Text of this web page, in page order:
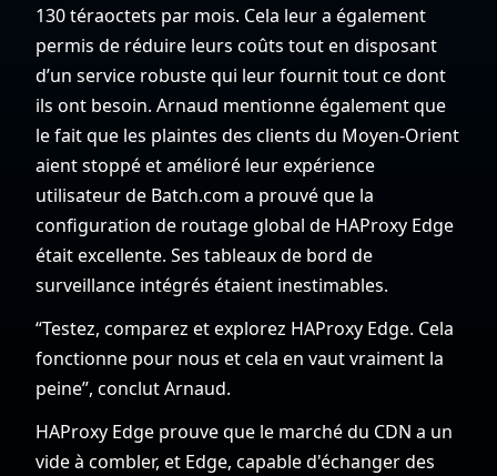
130 téraoctets par mois. Cela leur a également
permis de réduire leurs coûts tout en disposant
d’un service robuste qui leur fournit tout ce dont
ils ont besoin. Arnaud mentionne également que
le fait que les plaintes des clients du Moyen-Orient
aient stoppé et amélioré leur expérience
utilisateur de Batch.com a prouvé que la
configuration de routage global de HAProxy Edge
était excellente. Ses tableaux de bord de
surveillance intégrés étaient inestimables.
“Testez, comparez et explorez HAProxy Edge. Cela
fonctionne pour nous et cela en vaut vraiment la
peine”, conclut Arnaud.
HAProxy Edge prouve que le marché du CDN a un
vide à combler, et Edge, capable d'échanger des